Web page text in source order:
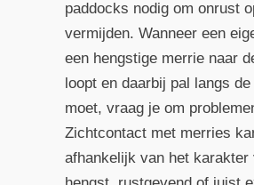
paddocks nodig om onrust
vermijden. Wanneer een
een hengstige merrie naar
loopt en daarbij pal langs
moet, vraag je om
Zichtcontact met merries
afhankelijk van het karakter